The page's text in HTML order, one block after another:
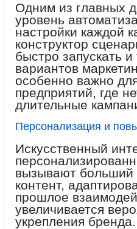
Одним из главных
уровень
настройки каждой
конструктор
быстро запускать
вариантов
особенно важно
предприятий, где
длительные
Персонализация и
Искусственный
вызывают больший
контент,
прошлое
увеличивается
укрепления бренда.